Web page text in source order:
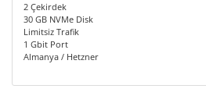
2 Çekirdek
30 GB NVMe Disk
Limitsiz Trafik
1 Gbit Port
Almanya / Hetzner